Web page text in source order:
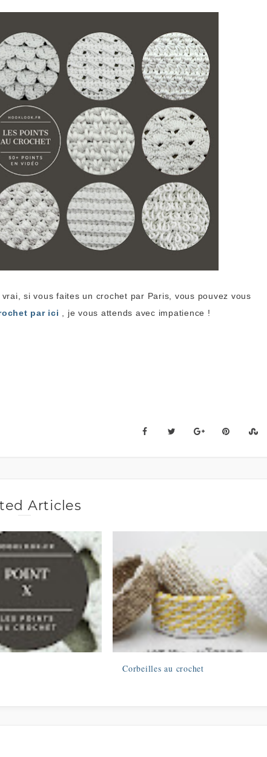
si vous faites un crochet par Paris, vous pouvez vous
par ici , je vous attends avec impatience !
Articles
Corbeilles au crochet